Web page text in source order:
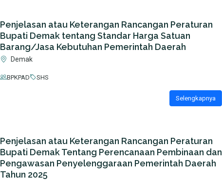
Penjelasan atau Keterangan Rancangan Peraturan
Bupati Demak tentang Standar Harga Satuan
Barang/Jasa Kebutuhan Pemerintah Daerah
Demak
BPKPAD SHS
Selengkapnya
Penjelasan atau Keterangan Rancangan Peraturan
Bupati Demak Tentang Perencanaan Pembinaan dan
Pengawasan Penyelenggaraan Pemerintah Daerah
Tahun 2025